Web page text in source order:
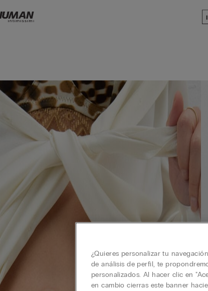
¿Quieres personalizar tu
de análisis de perfil, te
personalizados. Al hacer clic en
en cambio cierras este banner